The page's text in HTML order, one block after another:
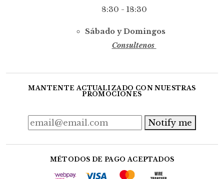
8:30 - 18:30
Sábado y Domingos
Consultenos
MANTENTE ACTUALIZADO CON NUESTRAS
PROMOCIONES
Notify me
MÉTODOS DE PAGO ACEPTADOS